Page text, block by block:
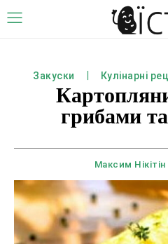
Закуски Кулінарні
грибами
Максим Нікітін